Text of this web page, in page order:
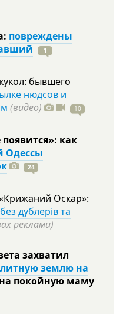
повреждены
1
бывшего
нюдсов и
(видео) 10
как
Одессы
24
Оскар»:
дублерів та
реклами)
захватил
землю на
покойную маму